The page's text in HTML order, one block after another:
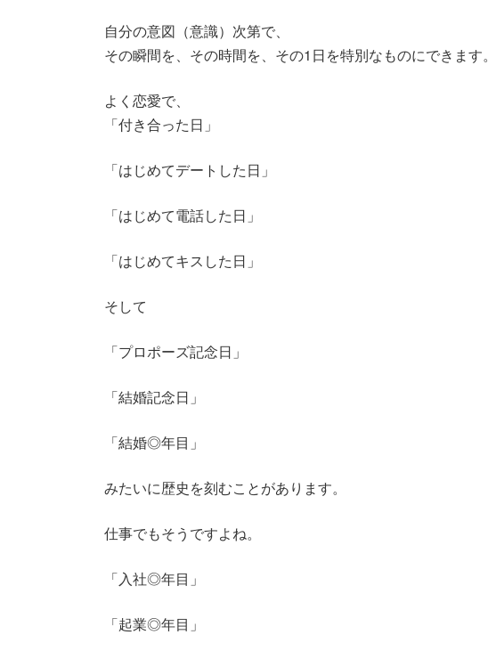
自分の意図（意識）次第で、
その瞬間を、その時間を、その1日を特別なものにできます。
よく恋愛で、
「付き合った日」
「はじめてデートした日」
「はじめて電話した日」
「はじめてキスした日」
そして
「プロポーズ記念日」
「結婚記念日」
「結婚◎年目」
みたいに歴史を刻むことがあります。
仕事でもそうですよね。
「入社◎年目」
「起業◎年目」